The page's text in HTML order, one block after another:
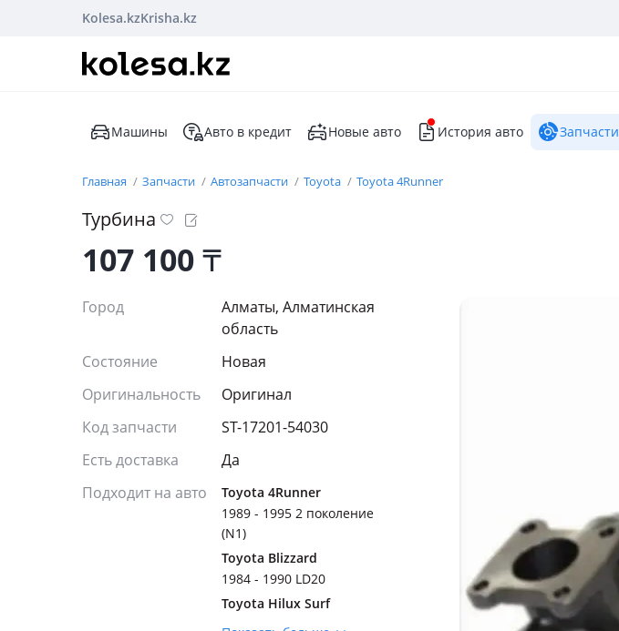
Kolesa.kzKrisha.kz
Машины Авто в кредит Новые авто История авто Запчасти
Главная Запчасти Автозапчасти Toyota Toyota 4Runner
Турбина
107 100₸
Город
Алматы, Алматинская
область
Состояние
Новая
Оригинальность
Оригинал
Код запчасти
ST-17201-54030
Есть доставка
Да
Подходит на авто
Toyota 4Runner
1989 - 1995 2 поколение
(N1)
Toyota Blizzard
1984 - 1990 LD20
Toyota Hilux Surf
1989 - 1995 2 поколение